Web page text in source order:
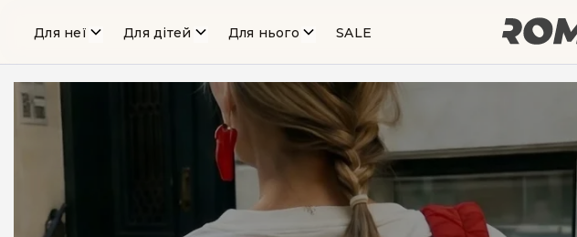
Для неї Для дітей Для нього SALE